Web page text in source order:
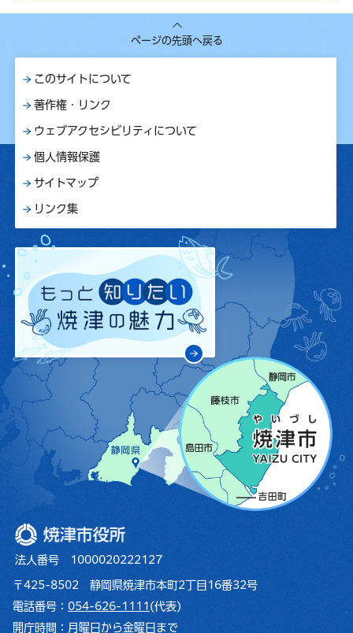
ページの先頭へ戻る
このサイトについて
著作権・リンク
ウェブアクセシビリティについて
個人情報保護
サイトマップ
リンク集
焼津市役所
法人番号 1000020222127
〒425-8502 静岡県焼津市本町2丁目16番32号
電話番号： 054-626-1111 (代表)
開庁時間： 月曜日から金曜日まで